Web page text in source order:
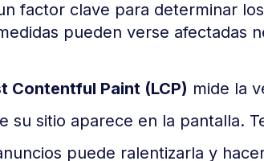
factor clave para determinar
pueden verse afectadas
Contentful Paint (LCP) mide la
su sitio aparece en la pantalla.
puede ralentizarla y